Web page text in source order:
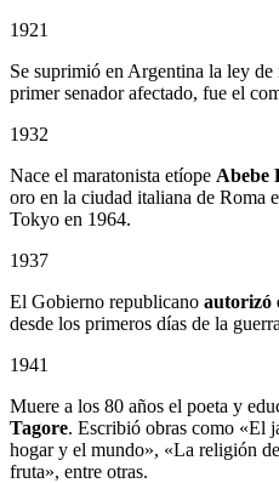
1921
Se suprimió en Argentina la ley
primer senador afectado, fue el
1932
Nace el maratonista etíope Abebe
oro en la ciudad italiana de Roma
Tokyo en 1964.
1937
El Gobierno republicano autorizó
desde los primeros días de la
1941
Muere a los 80 años el poeta y
Tagore. Escribió obras como «El
hogar y el mundo», «La religión
fruta», entre otras.